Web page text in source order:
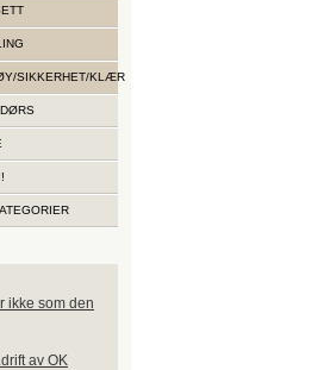
SIKKERHET/KLÆR
ikke som den
av OK